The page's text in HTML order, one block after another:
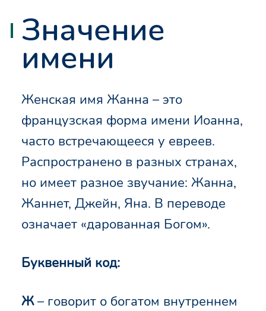
Значение
имени
Женская имя Жанна – это
французская форма имени Иоанна,
часто встречающееся у евреев.
Распространено в разных странах,
но имеет разное звучание: Жанна,
Жаннет, Джейн, Яна. В переводе
означает «дарованная Богом».
Буквенный код:
Ж– говорит о богатом внутреннем